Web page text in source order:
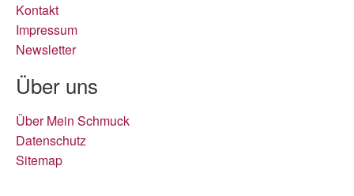
Kontakt
Impressum
Newsletter
Über uns
Über Mein Schmuck
Datenschutz
Sitemap